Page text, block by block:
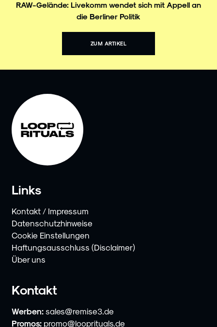
RAW-Gelände: Livekomm wendet sich mit Appell an
die Berliner Politik
ZUM ARTIKEL
Links
Kontakt / Impressum
Datenschutzhinweise
Cookie Einstellungen
Haftungsausschluss (Disclaimer)
Über uns
Kontakt
Werben: sales@remise3.de
Promos: promo@looprituals.de